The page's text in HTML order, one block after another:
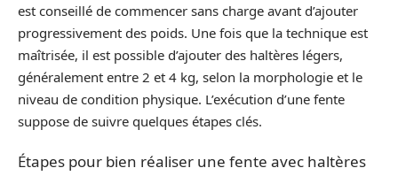
est conseillé de commencer sans charge avant d’ajouter
progressivement des poids. Une fois que la technique est
maîtrisée, il est possible d’ajouter des haltères légers,
généralement entre 2 et 4 kg, selon la morphologie et le
niveau de condition physique. L’exécution d’une fente
suppose de suivre quelques étapes clés.
Étapes pour bien réaliser une fente avec haltères